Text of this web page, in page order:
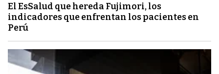
El EsSalud que hereda Fujimori, los
indicadores que enfrentan los pacientes en
Perú